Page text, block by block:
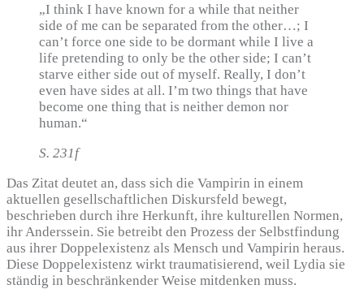
„I think I have known for a while that neither
side of me can be separated from the other…; I
can’t force one side to be dormant while I live a
life pretending to only be the other side; I can’t
starve either side out of myself. Really, I don’t
even have sides at all. I’m two things that have
become one thing that is neither demon nor
human.“
S. 231f
Das Zitat deutet an, dass sich die Vampirin in einem
aktuellen gesellschaftlichen Diskursfeld bewegt,
beschrieben durch ihre Herkunft, ihre kulturellen Normen,
ihr Anderssein. Sie betreibt den Prozess der Selbstfindung
aus ihrer Doppelexistenz als Mensch und Vampirin heraus.
Diese Doppelexistenz wirkt traumatisierend, weil Lydia sie
ständig in beschränkender Weise mitdenken muss.